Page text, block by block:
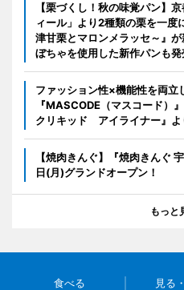
【栗づくし！秋の味覚パン】
ィール」より2種類の栗を一度
津甘栗とマロンメラッセ～』
ぼちゃを使用した新作パンも発
ファッション性×機能性を両立
『MASCODE（マスコード）
クリキッド アイライナー』よ
【焼肉きんぐ】『焼肉きんぐ
日(月)グランドオープン！
もっと
食べる 見る